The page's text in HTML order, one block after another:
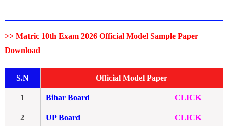
>> Matric 10th Exam 2026 Official Model Sample Paper
Download
S.N Official Model Paper
1 Bihar Board CLICK
2 UP Board CLICK